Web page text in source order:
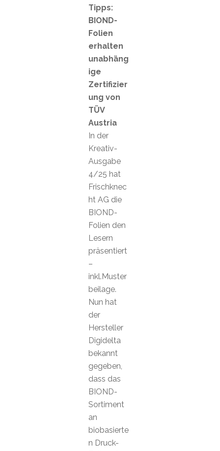
Tipps:
BIOND-
Folien
erhalten
unabhäng
ige
Zertifizier
ung von
TÜV
Austria
In der
Kreativ-
Ausgabe
4/25 hat
Frischknec
ht AG die
BIOND-
Folien den
Lesern
präsentiert
–
inkl.Muster
beilage.
Nun hat
der
Hersteller
Digidelta
bekannt
gegeben,
dass das
BIOND-
Sortiment
an
biobasierte
n Druck-